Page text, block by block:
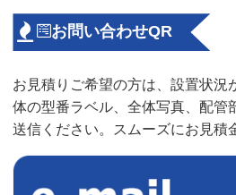
お問い合わせQR
お見積りご希望の方は、設置状況
体の型番ラベル、全体写真、配管
送信ください。スムーズにお見積